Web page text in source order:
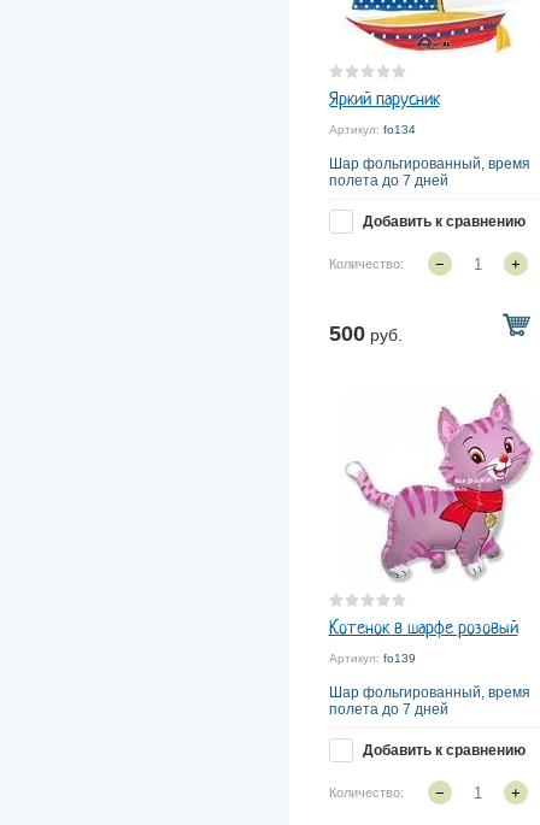
Яркий парусник
Артикул: fo134
Шар фольгированный, время
полета до 7 дней
Добавить к сравнению
Количество: − +
500руб.
Котенок в шарфе розовый
Артикул: fo139
Шар фольгированный, время
полета до 7 дней
Добавить к сравнению
Количество: − +